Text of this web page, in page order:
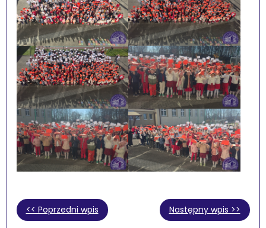
<< Poprzedni wpis Następny wpis >>